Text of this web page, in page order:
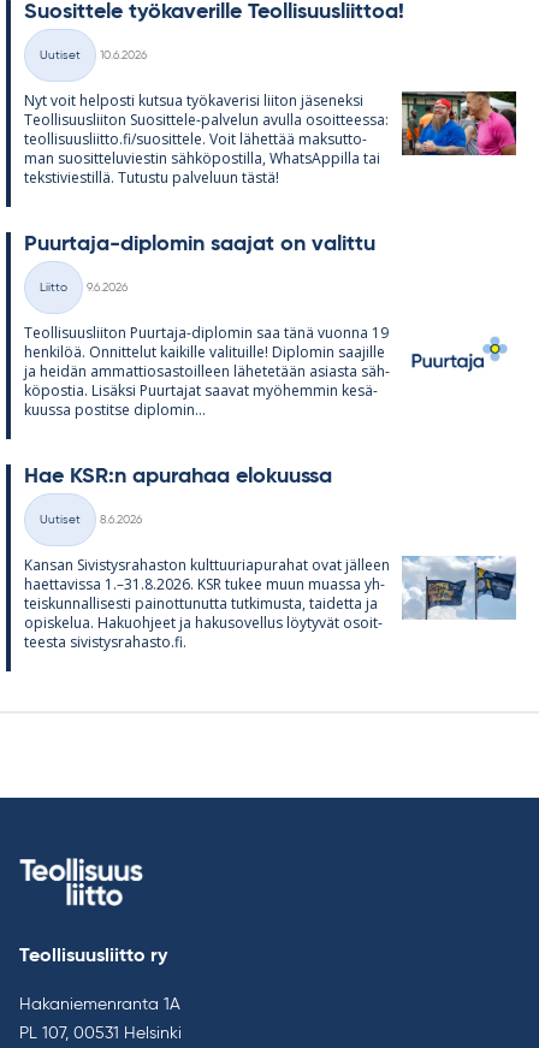
Suo­sit­tele työ­ka­ve­rille Teol­li­suus­liit­toa!
Kategoriat
Uutiset
10.6.2026
Nyt voit hel­posti kut­sua työ­ka­ve­risi lii­ton jä­se­neksi
Teol­li­suus­lii­ton Suo­sit­tele-pal­ve­lun avulla osoit­teessa:
teol­li­suus­liitto.fi/suo­sit­tele. Voit lä­het­tää mak­sut­to­
man suo­sit­te­lu­vies­tin säh­kö­pos­tilla, What­sAp­pilla tai
teks­ti­vies­tillä. Tu­tustu pal­ve­luun tästä!
Puur­taja-diplo­min saa­jat on va­littu
Kategoriat
Liitto
9.6.2026
Teol­li­suus­lii­ton Puur­taja-diplo­min saa tänä vuonna 19
hen­ki­löä. On­nit­te­lut kai­kille va­li­tuille! Diplo­min saa­jille
ja hei­dän am­mat­tio­sas­toil­leen lä­he­te­tään asiasta säh­
kö­pos­tia. Li­säksi Puur­ta­jat saa­vat myö­hem­min ke­sä­
kuussa pos­titse diplo­min...
Hae KSR:n apu­ra­haa elo­kuussa
Kategoriat
Uutiset
8.6.2026
Kan­san Si­vis­tys­ra­has­ton kult­tuu­ria­pu­ra­hat ovat jäl­leen
haet­ta­vissa 1.–31.8.2026. KSR tu­kee muun muassa yh­
teis­kun­nal­li­sesti pai­not­tu­nutta tut­ki­musta, tai­detta ja
opis­ke­lua. Ha­kuoh­jeet ja ha­kuso­vel­lus löy­ty­vät osoit­
teesta si­vis­tys­ra­hasto.fi.
Teollisuusliitto ry
Hakaniemenranta 1A
PL 107, 00531 Helsinki